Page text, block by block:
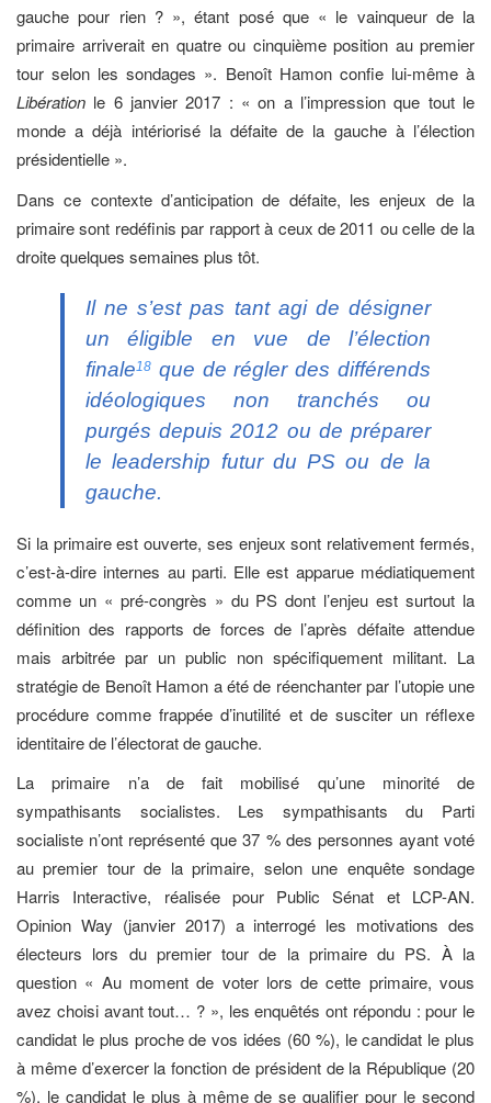
gauche pour rien ? », étant posé que « le vainqueur de la
primaire arriverait en quatre ou cinquième position au premier
tour selon les sondages ». Benoît Hamon confie lui-même à
Libération le 6 janvier 2017 : « on a l’impression que tout le
monde a déjà intériorisé la défaite de la gauche à l’élection
présidentielle ».
Dans ce contexte d’anticipation de défaite, les enjeux de la
primaire sont redéfinis par rapport à ceux de 2011 ou celle de la
droite quelques semaines plus tôt.
Il ne s’est pas tant agi de désigner
un
éligible en vue de l’élection
finale18 que de régler des différends
idéologiques non tranchés ou
purgés depuis 2012 ou de préparer
le leadership futur du PS ou de la
gauche.
Si la primaire est ouverte, ses enjeux sont relativement fermés,
c’est-à-dire internes au parti. Elle est apparue médiatiquement
comme un « pré-congrès » du PS dont l’enjeu est surtout la
définition des rapports de forces de l’après défaite attendue
mais arbitrée par un public non spécifiquement militant. La
stratégie de Benoît Hamon a été de réenchanter par l’utopie une
procédure comme frappée d’inutilité et de susciter un réflexe
identitaire de l’électorat de gauche.
La primaire n’a de fait mobilisé qu’une minorité de
sympathisants socialistes. Les sympathisants du Parti
socialiste n’ont représenté que 37 % des personnes ayant voté
au premier tour de la primaire, selon une enquête sondage
Harris Interactive, réalisée pour Public Sénat et LCP-AN.
Opinion Way (janvier 2017) a interrogé les motivations des
électeurs lors du premier tour de la primaire du PS. À la
question « Au moment de voter lors de cette primaire, vous
avez choisi avant tout… ? », les enquêtés ont répondu : pour le
candidat le plus proche de vos idées (60 %), le candidat le plus
à même d’exercer la fonction de président de la République (20
%), le candidat le plus à même de se qualifier pour le second